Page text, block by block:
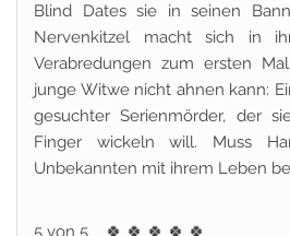
Blind Dates sie in seinen
Nervenkitzel macht sich in
Verabredungen zum ersten
junge Witwe nicht ahnen kann:
gesuchter Serienmörder, der
Finger wickeln will. Muss
Unbekannten mit ihrem Leben
5 von 5 🍀 🍀 🍀 🍀 🍀